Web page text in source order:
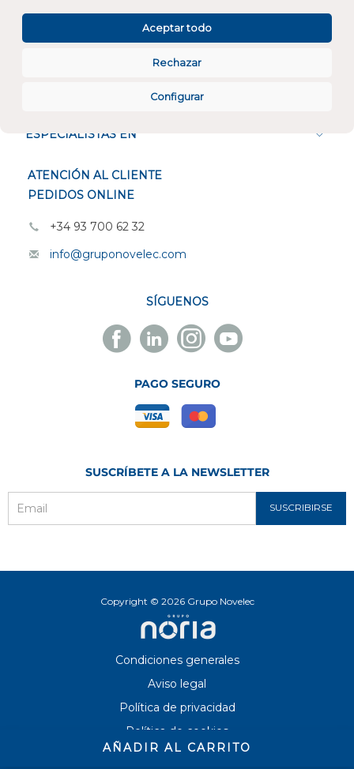
Configurar
Rechazar
Aceptar todo
AÑADIR AL CARRITO
ESPECIALISTAS EN
ATENCIÓN AL CLIENTE
PEDIDOS ONLINE
+34 93 700 62 32
info@gruponovelec.com
SÍGUENOS
Facebook
Novelec
Linkedin
Novelec
Instagram
Novelec
Youtube
Novelec
PAGO SEGURO
SUSCRÍBETE A LA NEWSLETTER
SUSCRIBIRSE
Copyright © 2026 Grupo Novelec
Condiciones generales
Aviso legal
Política de privacidad
Política de cookies